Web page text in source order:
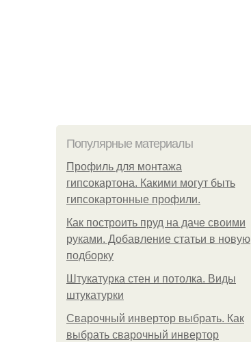
Популярные материалы
Профиль для монтажа
гипсокартона. Какими могут быть
гипсокартонные профили.
Как построить пруд на даче своими
руками. Добавление статьи в новую
подборку
Штукатурка стен и потолка. Виды
штукатурки
Сварочный инвертор выбрать. Как
выбрать сварочный инвертор